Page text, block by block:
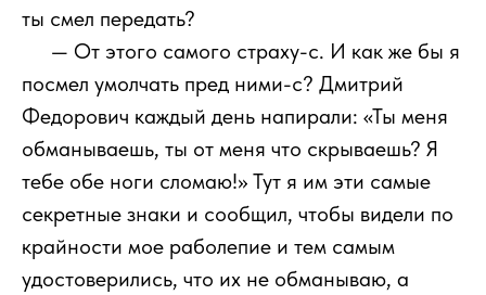
ты смел передать?
— От этого самого страху-с. И как же бы я
посмел умолчать пред ними-с? Дмитрий
Федорович каждый день напирали: «Ты меня
обманываешь, ты от меня что скрываешь? Я
тебе обе ноги сломаю!» Тут я им эти самые
секретные знаки и сообщил, чтобы видели по
крайности мое раболепие и тем самым
удостоверились, что их не обманываю, а